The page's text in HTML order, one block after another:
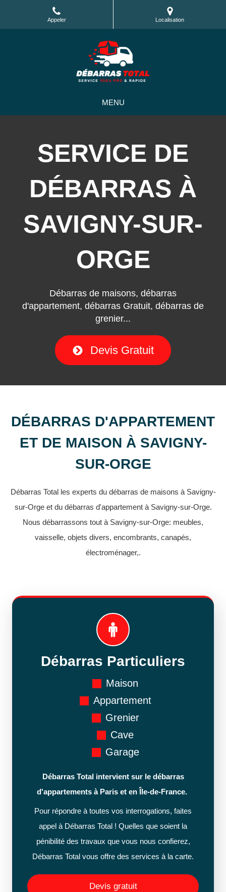
Appeler Localisation
MENU
SERVICE DE
DÉBARRAS À
SAVIGNY-SUR-
ORGE
Débarras de maisons, débarras
d'appartement, débarras Gratuit, débarras de
grenier...
Devis Gratuit
DÉBARRAS D'APPARTEMENT
ET DE MAISON À SAVIGNY-
SUR-ORGE
Débarras Total les experts du débarras de maisons à Savigny-
sur-Orge et du débarras d'appartement à Savigny-sur-Orge.
Nous débarrassons tout à Savigny-sur-Orge: meubles,
vaisselle, objets divers, encombrants, canapés,
électroménager,.
Débarras Particuliers
Maison
Appartement
Grenier
Cave
Garage
Débarras Total intervient sur le débarras
d'appartements à Paris et en Île-de-France.
Pour répondre à toutes vos interrogations, faites
appel à Débarras Total ! Quelles que soient la
pénibilité des travaux que vous nous confierez,
Débarras Total vous offre des services à la carte.
Devis gratuit